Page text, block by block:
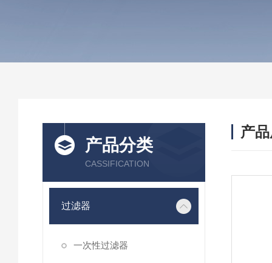
产品分类
CASSIFICATION
过滤器
一次性过滤器
产